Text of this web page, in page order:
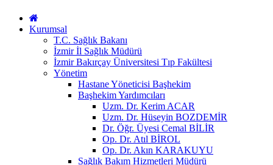
Kurumsal
T.C. Sağlık Bakanı
İzmir İl Sağlık Müdürü
İzmir Bakırçay Üniversitesi Tıp Fakültesi
Yönetim
Hastane Yöneticisi Başhekim
Başhekim Yardımcıları
Uzm. Dr. Kerim ACAR
Uzm. Dr. Hüseyin BOZDEMİR
Dr. Öğr. Üyesi Cemal BİLİR
Op. Dr. Atıl BİROL
Op. Dr. Akın KARAKUYU
Sağlık Bakım Hizmetleri Müdürü